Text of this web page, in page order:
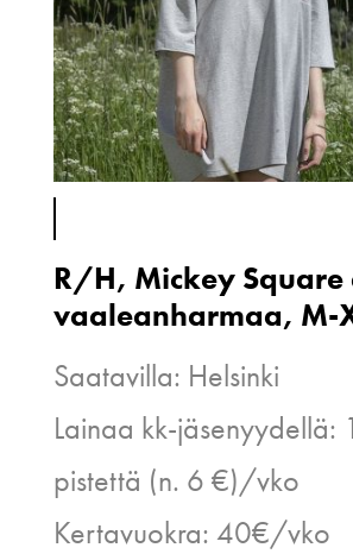
R/H, Mickey Square
vaaleanharmaa, M-
Saatavilla: Helsinki
Lainaa kk-jäsenyydellä:
pistettä (n. 6 €)/vko
Kertavuokra: 40€/vko